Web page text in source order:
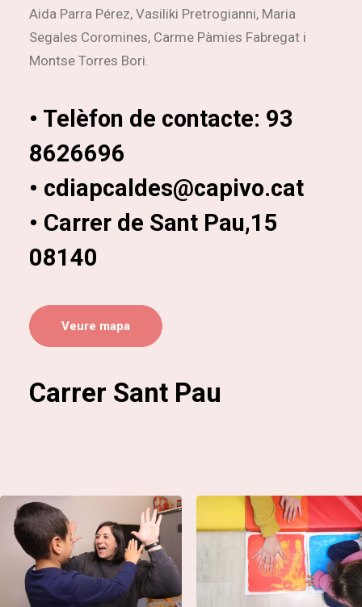
Carrer Sant Pau
Aida Parra Pérez, Vasiliki Pretrogianni, Maria
Segales Coromines, Carme Pàmies Fabregat i
Montse Torres Bori.
• Telèfon de contacte: 93
8626696
• cdiapcaldes@capivo.cat
• Carrer de Sant Pau,15
08140
Veure mapa